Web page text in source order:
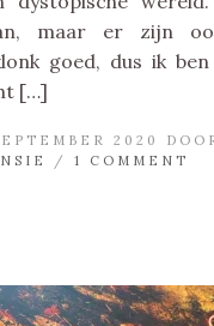
maar er zijn
goed, dus ik
[…]
2020
/ 1 COMMENT